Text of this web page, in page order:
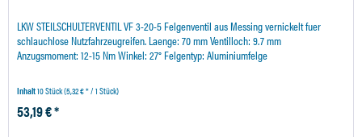
LKW STEILSCHULTERVENTIL VF 3-20-5 Felgenventil aus Messing vernickelt fuer
schlauchlose Nutzfahrzeugreifen. Laenge: 70 mm Ventilloch: 9.7 mm
Anzugsmoment: 12-15 Nm Winkel: 27° Felgentyp: Aluminiumfelge
Inhalt10 Stück(5,32 € * / 1 Stück)
53,19 € *